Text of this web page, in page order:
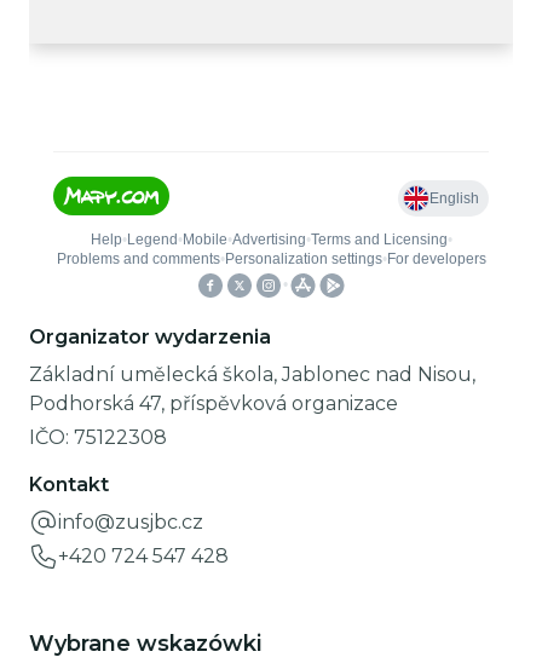
Organizator wydarzenia
Základní umělecká škola, Jablonec nad Nisou,
Podhorská 47, příspěvková organizace
IČO: 75122308
Kontakt
info@zusjbc.cz
+420 724 547 428
Wybrane wskazówki